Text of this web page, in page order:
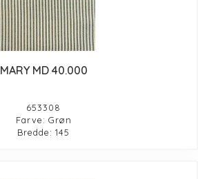
MARY MD 40.000
653308
Farve: Grøn
Bredde: 145